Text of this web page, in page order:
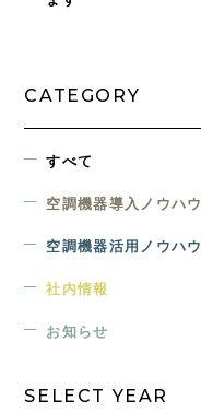
CATEGORY
すべて
空調機器導入ノウハウ
空調機器活用ノウハウ
社内情報
お知らせ
SELECT YEAR